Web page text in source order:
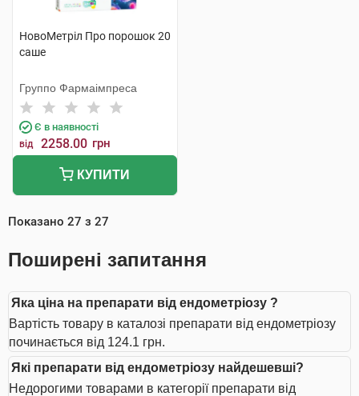
НовоМетріл Про порошок 20
саше
Группо Фармаімпреса
Є в наявності
від 2258.00 грн
КУПИТИ
Показано 27 з 27
Поширені запитання
Яка ціна на препарати від ендометріозу ?
Вартість товару в каталозі препарати від ендометріозу
починається від 124.1 грн.
Які препарати від ендометріозу найдешевші?
Недорогими товарами в категорії препарати від